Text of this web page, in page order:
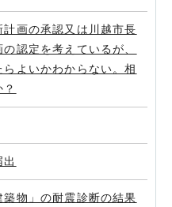
画の承認又は川越市長
認定を考えているが、
よいかわからない。相
築物」の耐震診断の結果